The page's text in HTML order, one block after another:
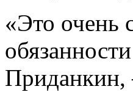
«Это очень
Приданкин,